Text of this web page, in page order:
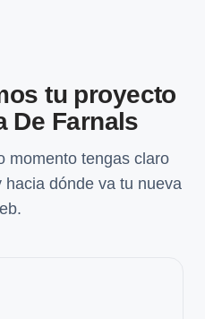
tu proyecto
De Farnals
momento tengas claro
dónde va tu nueva